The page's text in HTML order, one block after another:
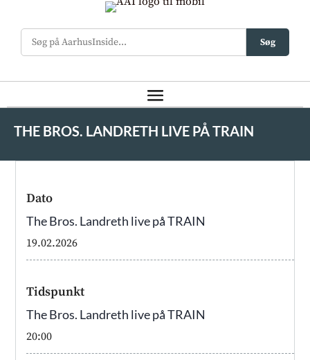
Søg
THE BROS. LANDRETH LIVE PÅ TRAIN
Dato
The Bros. Landreth live på TRAIN
19.02.2026
Tidspunkt
The Bros. Landreth live på TRAIN
20:00